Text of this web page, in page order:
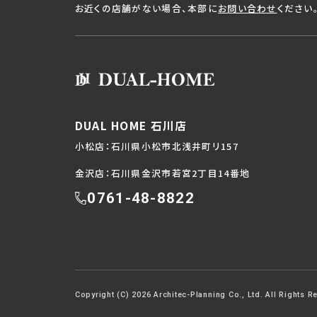
お近くの店舗がない場合、本部にお問い合わせください。
DUAL HOME 石川店
小松店：石川県小松市北浅井町リ157
金沢店：石川県金沢市若宮2丁目14番地
0761-48-8822
Copyright (C) 2026 Architec-Planning Co., Ltd. All Rights